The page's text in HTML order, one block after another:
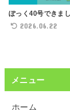
ぽっく40号できま
2026.06.22
メニュー
ホーム